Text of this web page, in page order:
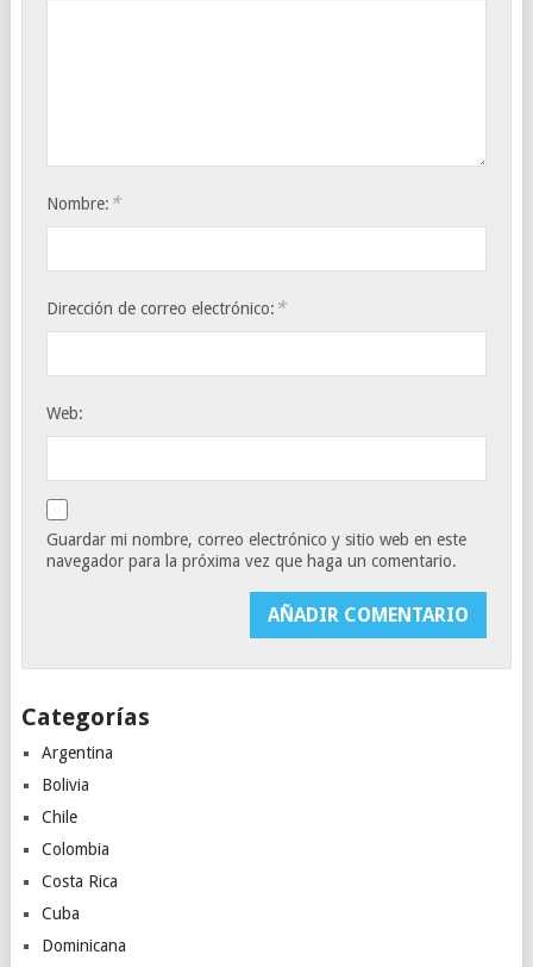
Nombre: *
Dirección de correo electrónico: *
Web:
Guardar mi nombre, correo electrónico y sitio web en este
navegador para la próxima vez que haga un comentario.
Categorías
Argentina
Bolivia
Chile
Colombia
Costa Rica
Cuba
Dominicana